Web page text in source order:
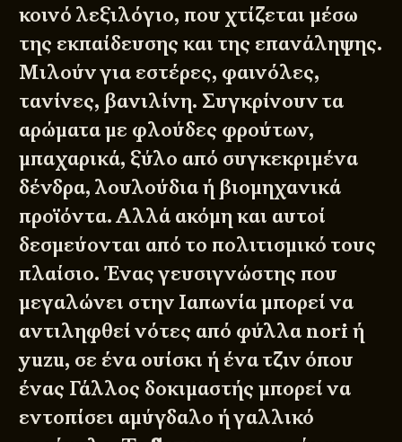
κοινό λεξιλόγιο, που χτίζεται μέσω
της εκπαίδευσης και της επανάληψης.
Μιλούν για εστέρες, φαινόλες,
τανίνες, βανιλίνη. Συγκρίνουν τα
αρώματα με φλούδες φρούτων,
μπαχαρικά, ξύλο από συγκεκριμένα
δένδρα, λουλούδια ή βιομηχανικά
προϊόντα. Αλλά ακόμη και αυτοί
δεσμεύονται από το πολιτισμικό τους
πλαίσιο. Ένας γευσιγνώστης που
μεγαλώνει στην Ιαπωνία μπορεί να
αντιληφθεί νότες από φύλλα nori ή
yuzu, σε ένα ουίσκι ή ένα τζιν όπου
ένας Γάλλος δοκιμαστής μπορεί να
εντοπίσει αμύγδαλο ή γαλλικό